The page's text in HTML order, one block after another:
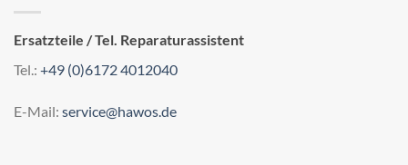
Ersatzteile / Tel. Reparaturassistent
Tel.: +49 (0)6172 4012040
E-Mail: service@hawos.de